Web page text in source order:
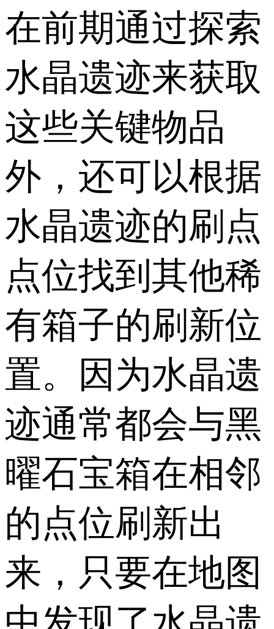
在前期通过探索
水晶遗迹来获取
这些关键物品
外，还可以根据
水晶遗迹的刷点
点位找到其他稀
有箱子的刷新位
置。因为水晶遗
迹通常都会与黑
曜石宝箱在相邻
的点位刷新出
来，只要在地图